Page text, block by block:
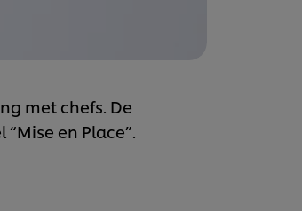
met chefs. De
en Place”.